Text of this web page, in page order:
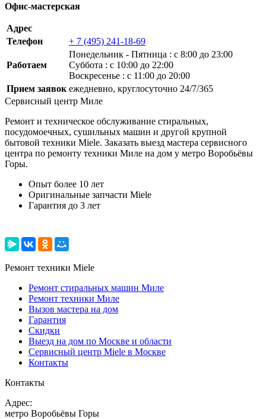
Офис-мастерская
Адрес
Телефон
+ 7 (495) 241-18-69
Работаем
Понедельник ‐ Пятница : с 8:00 до 23:00
Суббота : с 10:00 до 22:00
Воскресенье : с 11:00 до 20:00
Прием заявок ежедневно, круглосуточно 24/7/365
Сервисный центр Миле
Ремонт и техническое обслуживание стиральных,
посудомоечных, сушильных машин и другой крупной
бытовой техники Miele. Заказать выезд мастера сервисного
центра по ремонту техники Миле на дом у метро Воробьёвы
Горы.
Опыт более 10 лет
Оригинальные запчасти Miele
Гарантия до 3 лет
Ремонт техники Miele
Ремонт стиральных машин Миле
Ремонт техники Миле
Вызов мастера на дом
Гарантия
Скидки
Выезд на дом по Москве и области
Сервисный центр Miele в Москве
Контакты
Контакты
Адрес:
метро Воробьёвы Горы